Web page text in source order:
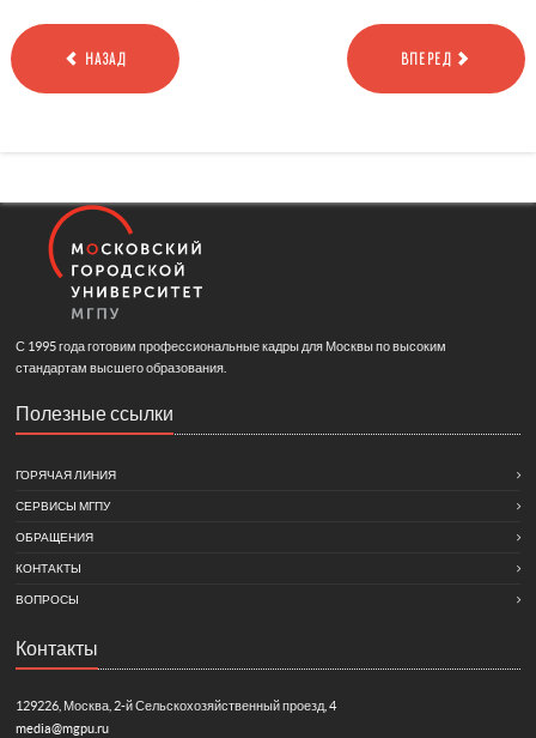
НАЗАД ВПЕРЕД
С 1995 года готовим профессиональные кадры для Москвы по высоким
стандартам высшего образования.
Полезные ссылки
ГОРЯЧАЯ ЛИНИЯ
СЕРВИСЫ МГПУ
ОБРАЩЕНИЯ
КОНТАКТЫ
ВОПРОСЫ
Контакты
129226, Москва, 2-й Сельскохозяйственный проезд, 4
media@mgpu.ru